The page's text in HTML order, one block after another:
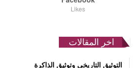
Likes
اخر المقالات
التوثيق التاريخي وتوثيق الذاكرة